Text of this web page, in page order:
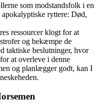
som modstandsfolk i en
ryttere: Død,
ressourcer klogt for at
og bekæmpe de
taktiske beslutninger, hvor
at overleve i denne
og planlægger godt, kan I